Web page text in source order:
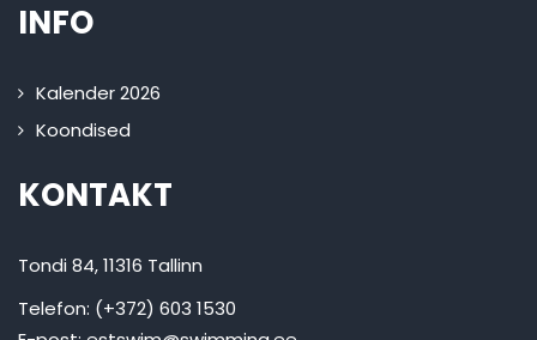
INFO
Kalender 2026
Koondised
KONTAKT
Tondi 84, 11316 Tallinn
Telefon: (+372) 603 1530